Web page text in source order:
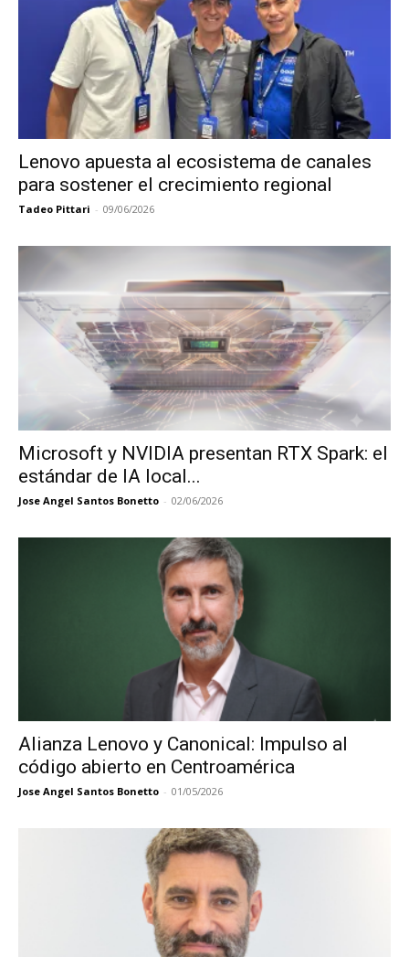
Lenovo apuesta al ecosistema de canales
para sostener el crecimiento regional
Tadeo Pittari - 09/06/2026
Microsoft y NVIDIA presentan RTX Spark: el
estándar de IA local...
Jose Angel Santos Bonetto - 02/06/2026
Alianza Lenovo y Canonical: Impulso al
código abierto en Centroamérica
Jose Angel Santos Bonetto - 01/05/2026